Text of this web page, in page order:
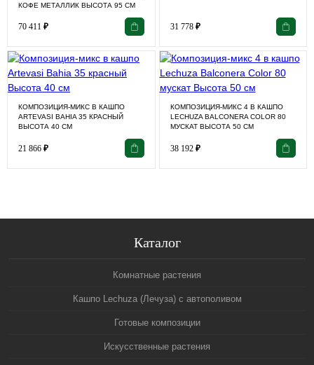
КОФЕ МЕТАЛЛИК ВЫСОТА 95 СМ
70 411 ₽ 31 778 ₽
КОМПОЗИЦИЯ-МИКС В КАШПО
ARTEVASI BAHIA 35 КРАСНЫЙ
ВЫСОТА 40 СМ
21 866 ₽
КОМПОЗИЦИЯ-МИКС 4 В КАШПО
LECHUZA BALCONERA COLOR 80
МУСКАТ ВЫСОТА 50 СМ
38 192 ₽
Каталог
Комнатные растения
Кашпо Lechuza (Лечуза) с автополивом
Готовые композиции
Искусственные растения